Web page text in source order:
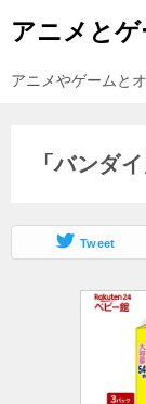
アニメと
アニメやゲームと
「バンダ
Tweet